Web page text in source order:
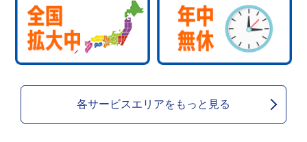
各サービスエリアをもっと見る